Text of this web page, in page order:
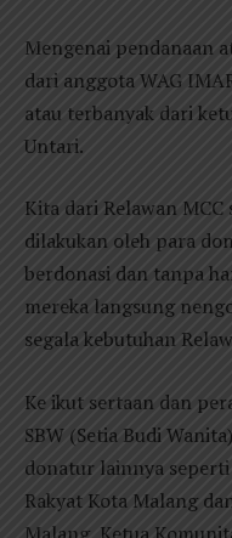
Mengenai pendanaan
dari anggota WAG
atau terbanyak dari
Untari.
Kita dari Relawan
dilakukan oleh para
berdonasi dan tanpa
mereka langsung
segala kebutuhan
Ke ikut sertaan dan
SBW (Setia Budi
donatur lainnya
Rakyat Kota Malang